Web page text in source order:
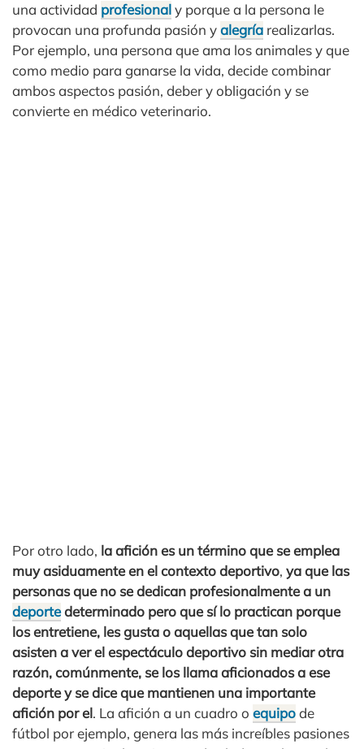
una actividad profesionaly porque a la persona le
provocan una profunda pasión yalegría realizarlas.
Por ejemplo, una persona que ama los animales y que
como medio para ganarse la vida, decide combinar
ambos aspectos pasión, deber y obligación y se
convierte en médico veterinario.
Por otro lado, la afición es un término que se emplea
muy asiduamente en el contexto deportivo, ya que las
personas que no se dedican profesionalmente a un
deportedeterminado pero que sí lo practican porque
los entretiene, les gusta o aquellas que tan solo
asisten a ver el espectáculo deportivo sin mediar otra
razón, comúnmente, se los llama aficionados a ese
deporte y se dice que mantienen una importante
afición por el. La afición a un cuadro o equipode
fútbol por ejemplo, genera las más increíbles pasiones